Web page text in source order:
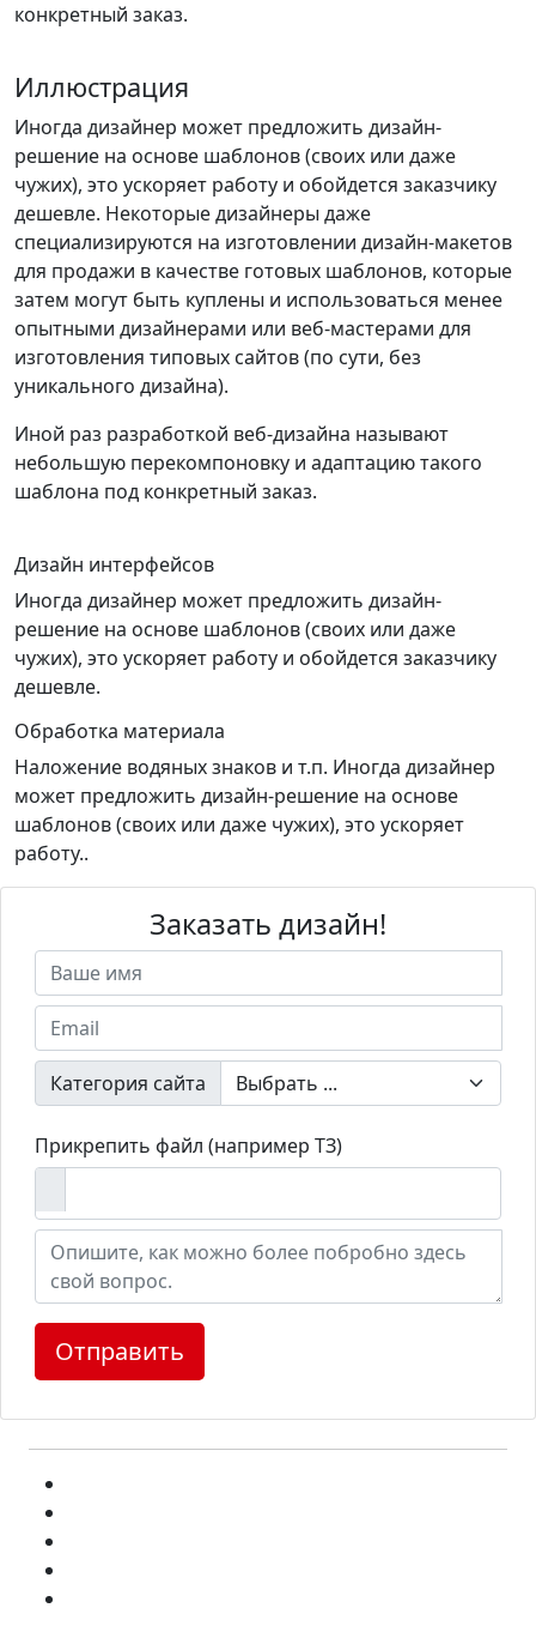
конкретный заказ.
Иллюстрация
Иногда дизайнер может предложить дизайн-
решение на основе шаблонов (своих или даже
чужих), это ускоряет работу и обойдется заказчику
дешевле. Некоторые дизайнеры даже
специализируются на изготовлении дизайн-макетов
для продажи в качестве готовых шаблонов, которые
затем могут быть куплены и использоваться менее
опытными дизайнерами или веб-мастерами для
изготовления типовых сайтов (по сути, без
уникального дизайна).
Иной раз разработкой веб-дизайна называют
небольшую перекомпоновку и адаптацию такого
шаблона под конкретный заказ.
Дизайн интерфейсов
Иногда дизайнер может предложить дизайн-
решение на основе шаблонов (своих или даже
чужих), это ускоряет работу и обойдется заказчику
дешевле.
Обработка материала
Наложение водяных знаков и т.п. Иногда дизайнер
может предложить дизайн-решение на основе
шаблонов (своих или даже чужих), это ускоряет
работу..
Заказать дизайн!
Категория сайта
Прикрепить файл (например ТЗ)
Отправить